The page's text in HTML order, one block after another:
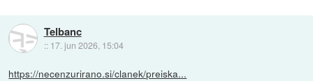
Telbanc
:: 17. jun 2026, 15:04
https://necenzurirano.si/clanek/preiska...